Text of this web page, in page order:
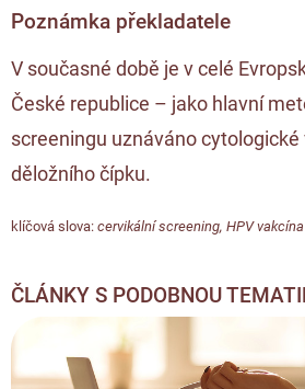
Poznámka překladatele
V současné době je v celé
České republice – jako hlavní
screeningu uznáváno
děložního čípku.
klíčová slova: cervikální screening, HPV vakcína
ČLÁNKY S PODOBNOU